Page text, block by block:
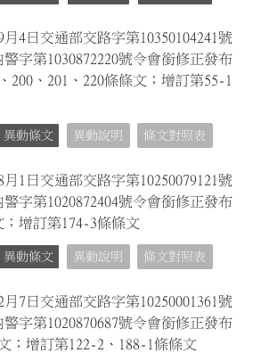
月4日交通部交路字第10350104241號
字第1030872220號令會銜修正發布
200、201、220條條文；增訂第55-1
異動條文 異動說明 條文對照表
月1日交通部交路字第10250079121號
字第1020872404號令會銜修正發布
；增訂第174-3條條文
異動條文 異動說明 條文對照表
月7日交通部交路字第10250001361號
字第1020870687號令會銜修正發布
；增訂第122-2、188-1條條文